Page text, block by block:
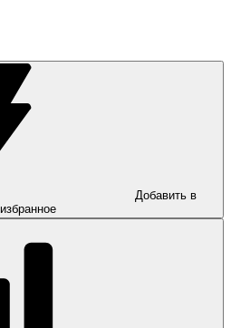
Добавить в
избранное